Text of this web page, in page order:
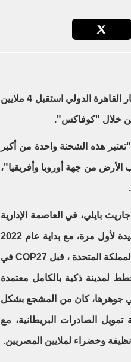
قال السفير البريطاني بمصر، جاريث بايلي، إن مطار القاهرة الدولي استقبل 4 ملايين
من خلال "كوفاكس".
هذه الشحنة واحدة من أكبر
الأرض من جهة أوروبا وأفريقيا"،
بايلي، في العاصمة الإدارية
الجديدة، وقال حينها: "بزيارة العاصمة الإدارية الجديدة لأول مرة، مع بداية عام 2022
المتحدة ، قبل COP27في
لمدينة ذكية بالكامل معتمدة
جوهرها، كان من المشجع بشكل
الصادرات البريطانية، مع
وخضراء لملايين المصريين.